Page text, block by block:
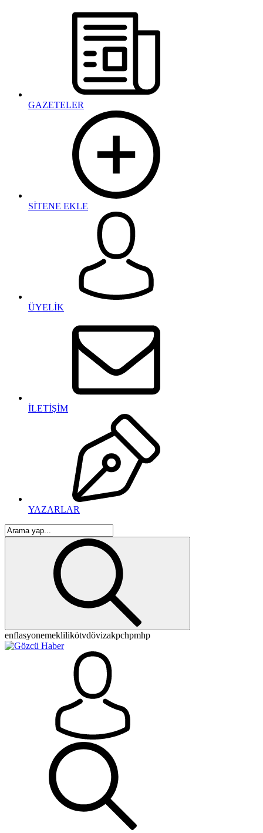
GAZETELER
SİTENE EKLE
ÜYELİK
İLETİŞİM
YAZARLAR
enflasyonemeklilikötvdövizakpchpmhp